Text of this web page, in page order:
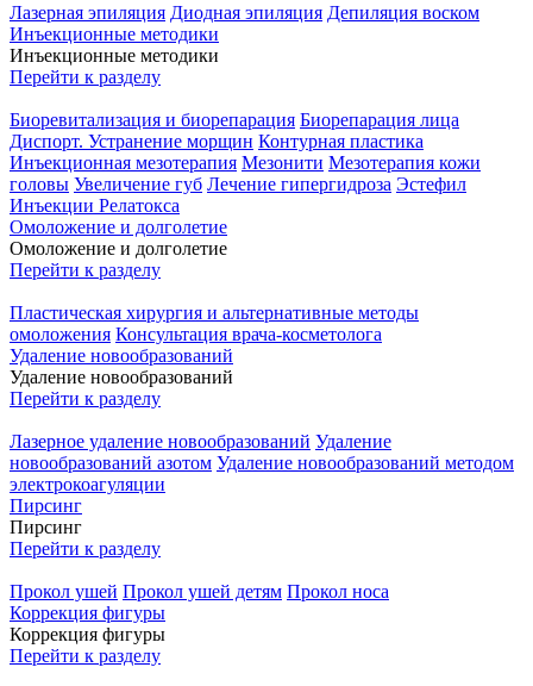
Лазерная эпиляция Диодная эпиляция Депиляция воском
Инъекционные методики
Инъекционные методики
Перейти к разделу
Биоревитализация и биорепарация Биорепарация лица
Диспорт. Устранение морщин Контурная пластика
Инъекционная мезотерапия Мезонити Мезотерапия кожи
головы Увеличение губ Лечение гипергидроза Эстефил
Инъекции Релатокса
Омоложение и долголетие
Омоложение и долголетие
Перейти к разделу
Пластическая хирургия и альтернативные методы
омоложения Консультация врача-косметолога
Удаление новообразований
Удаление новообразований
Перейти к разделу
Лазерное удаление новообразований Удаление
новообразований азотом Удаление новообразований методом
электрокоагуляции
Пирсинг
Пирсинг
Перейти к разделу
Прокол ушей Прокол ушей детям Прокол носа
Коррекция фигуры
Коррекция фигуры
Перейти к разделу